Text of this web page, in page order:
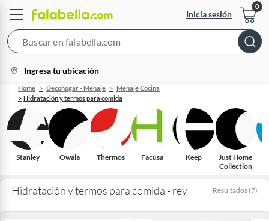
Inicia sesión
Bar
location-
icon
Ingresa tu ubicación
Home Decohogar - Menaje
Menaje Cocina
Hidratación y termos para comida
Stanley Owala Thermos Facusa Keep
Just Home
Collection
Hidratación y termos para comida - rey Resultados (7)